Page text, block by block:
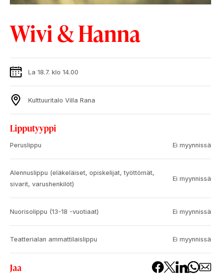
Wivi & Hanna
La 18.7. klo 14.00
Kulttuuritalo Villa Rana
Lipputyyppi
Peruslippu Ei myynnissä
Alennuslippu (eläkeläiset, opiskelijat, työttömät,
sivarit, varushenkilöt)
Ei myynnissä
Nuorisolippu (13-18 -vuotiaat) Ei myynnissä
Teatterialan ammattilaislippu Ei myynnissä
Jaa